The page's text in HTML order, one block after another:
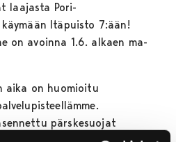
laajasta Pori-
Itäpuisto 7:ään!
on avoinna 1.6. alkaen ma-
aika on huomioitu
pärskesuojat